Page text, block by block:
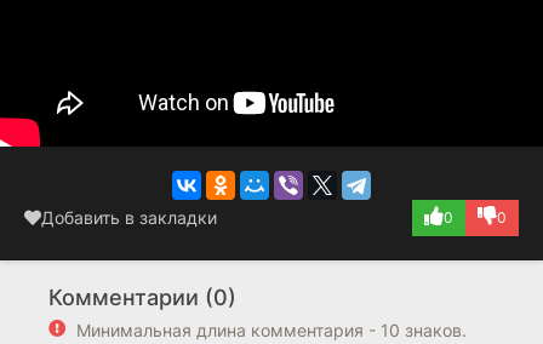
Добавить в закладки 0 0
Комментарии (0)
Минимальная длина комментария - 10 знаков.